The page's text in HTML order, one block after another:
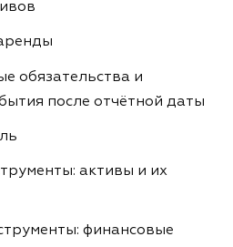
обязательства и
после отчётной даты
активы и их
финансовые